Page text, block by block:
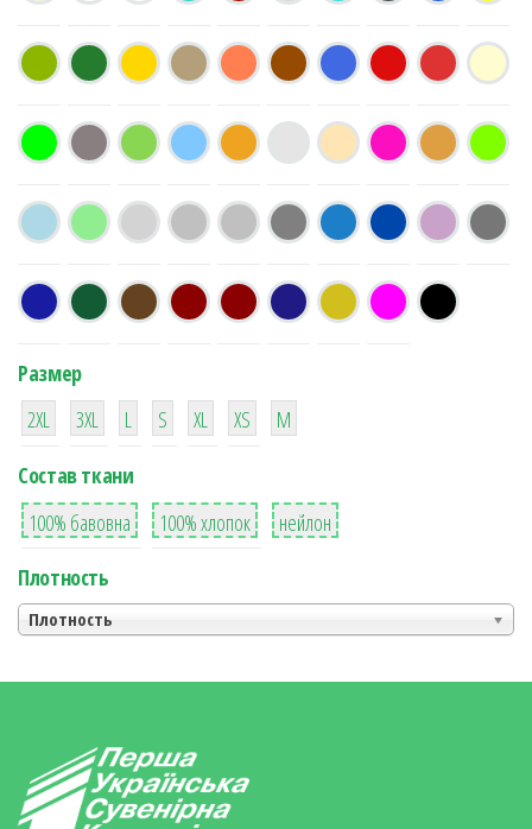
Размер
38
2XL
16
3XL
42
L
42
S
42
XL XS
М
Состав ткани
8
100% бавовна
36
100% хлопок
2
нейлон
Плотность
Плотность